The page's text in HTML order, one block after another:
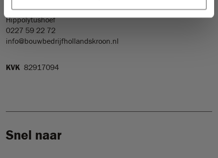
Snel naar
1777 HT
Hippolytushoef
0227 59 22 72
info@bouwbedrijfhollandskroon.nl
KVK 82917094